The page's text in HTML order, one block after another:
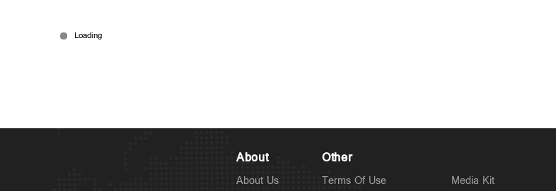
About
About Us
Other
Terms Of Use
Media Kit